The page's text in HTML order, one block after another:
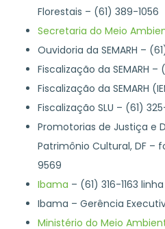
Florestais – (61) 389-1056
Secretaria do Meio
Ouvidoria da SEMARH –
Fiscalização da SEMARH
Fiscalização da SEMARH
Fiscalização SLU – (61)
Promotorias de Justiça e
Patrimônio Cultural, DF –
9569
Ibama – (61) 316-1163
Ibama – Gerência
Ministério do Meio